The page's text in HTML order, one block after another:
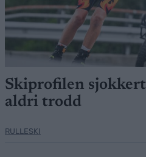
Skiprofilen
aldri trodd
RULLESKI